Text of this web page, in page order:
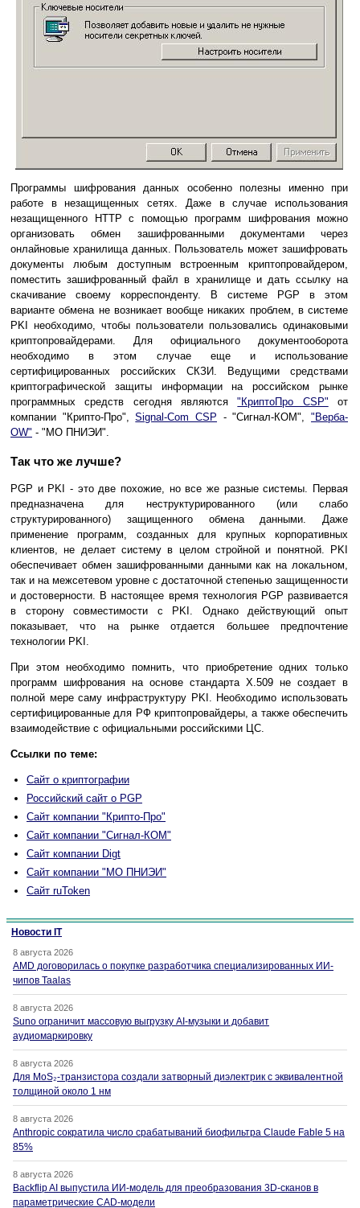
Программы шифрования данных особенно полезны именно при
работе в незащищенных сетях. Даже в случае использования
незащищенного HTTP с помощью программ шифрования можно
организовать обмен зашифрованными документами через
онлайновые хранилища данных. Пользователь может зашифровать
документы любым доступным встроенным криптопровайдером,
поместить зашифрованный файл в хранилище и дать ссылку на
скачивание своему корреспонденту. В системе PGP в этом
варианте обмена не возникает вообще никаких проблем, в системе
PKI необходимо, чтобы пользователи пользовались одинаковыми
криптопровайдерами. Для официального документооборота
необходимо в этом случае еще и использование
сертифицированных российских СКЗИ. Ведущими средствами
криптографической защиты информации на российском рынке
программных средств сегодня являются"КриптоПро CSP" от
компании "Крипто-Про",Signal-Com CSP - "Сигнал-КОМ","Верба-
OW" - "МО ПНИЭИ".
Так что же лучше?
PGP и PKI - это две похожие, но все же разные системы. Первая
предназначена для неструктурированного (или слабо
структурированного) защищенного обмена данными. Даже
применение программ, созданных для крупных корпоративных
клиентов, не делает систему в целом стройной и понятной. PKI
обеспечивает обмен зашифрованными данными как на локальном,
так и на межсетевом уровне с достаточной степенью защищенности
и достоверности. В настоящее время технология PGP развивается
в сторону совместимости с PKI. Однако действующий опыт
показывает, что на рынке отдается большее предпочтение
технологии PKI.
При этом необходимо помнить, что приобретение одних только
программ шифрования на основе стандарта Х.509 не создает в
полной мере саму инфраструктуру PKI. Необходимо использовать
сертифицированные для РФ криптопровайдеры, а также обеспечить
взаимодействие с официальными российскими ЦС.
Ссылки по теме:
Сайт о криптографии
Российский сайт о PGP
Сайт компании "Крипто-Про"
Сайт компании "Сигнал-КОМ"
Сайт компании Digt
Сайт компании "МО ПНИЭИ"
Сайт ruToken
Новости IT
8 августа 2026
AMD договорилась о покупке разработчика специализированных ИИ-
чипов Taalas
8 августа 2026
Suno ограничит массовую выгрузку AI-музыки и добавит
аудиомаркировку
8 августа 2026
Для MoS₂-транзистора создали затворный диэлектрик с эквивалентной
толщиной около 1 нм
8 августа 2026
Anthropic сократила число срабатываний биофильтра Claude Fable 5 на
85%
8 августа 2026
Backflip AI выпустила ИИ-модель для преобразования 3D-сканов в
параметрические CAD-модели